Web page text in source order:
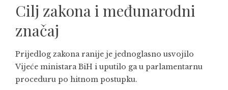
Cilj zakona i međunarodni
značaj
Prijedlog zakona ranije je jednoglasno usvojilo
Vijeće ministara BiH i uputilo ga u parlamentarnu
proceduru po hitnom postupku.